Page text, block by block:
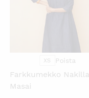
XS Poista
Farkkumekko Nakilla
Masai